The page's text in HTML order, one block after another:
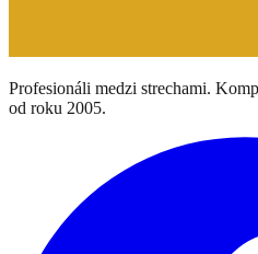
Profesionáli medzi strechami.
od roku 2005.